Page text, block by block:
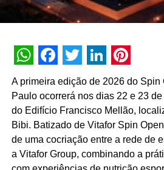
NÃO PERCA
WhatsApp
Facebook
Twitter
LinkedIn
A primeira edição de 2026 do Spin
Paulo ocorrerá nos dias 22 e 23
do Edifício Francisco Mellão,
Bibi. Batizado de Vitafor Spin
de uma cocriação entre a rede de
a Vitafor Group, combinando a